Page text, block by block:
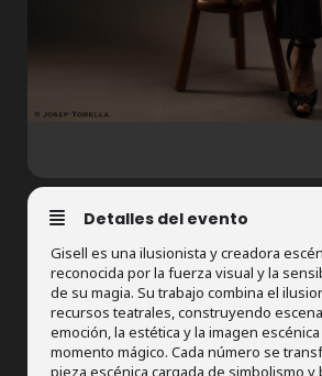
Detalles del evento
Gisell es una ilusionista y creadora
reconocida por la fuerza visual y la
de su magia. Su trabajo combina el
recursos teatrales, construyendo
emoción, la estética y la imagen
momento mágico. Cada número se
pieza escénica cargada de simbolismo y